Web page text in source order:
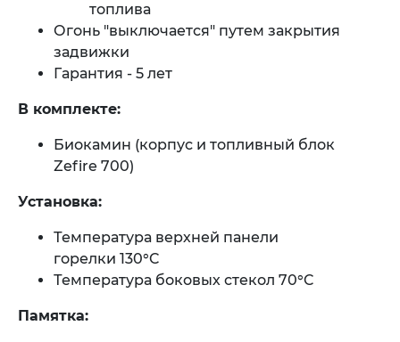
топлива
​Огонь "выключается" путем закрытия
задвижки​
Гарантия - 5 лет
В комплекте:
Биокамин (корпус и топливный блок
Zefire 700)
Установка:
Температура верхней панели
горелки 130°C
Температура боковых стекол 70°C
Памятка: